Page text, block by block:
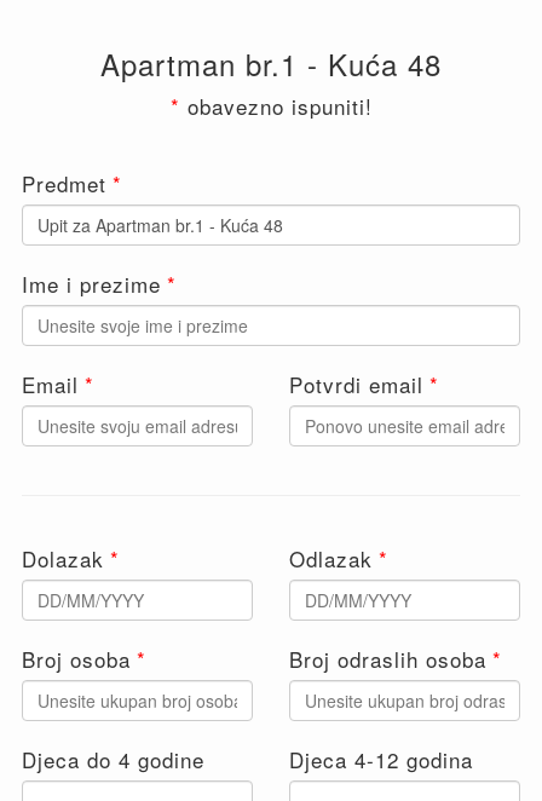
Apartman br.1 - Kuća 48
* obavezno ispuniti!
Leave
this
field
Predmet
Ime i prezime
Email Potvrdi email
Dolazak Odlazak
Broj osoba Broj odraslih osoba
Djeca do 4 godine Djeca 4-12 godina